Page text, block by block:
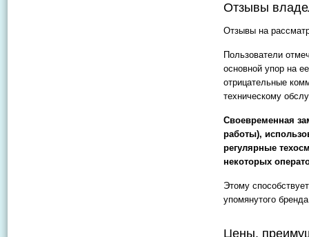
Отзывы
Отзывы на
Пользователи
основной упор на
отрицательные
техническому
Своевременная
работы),
регулярные
некоторых
Этому
упомянутого
Цены,